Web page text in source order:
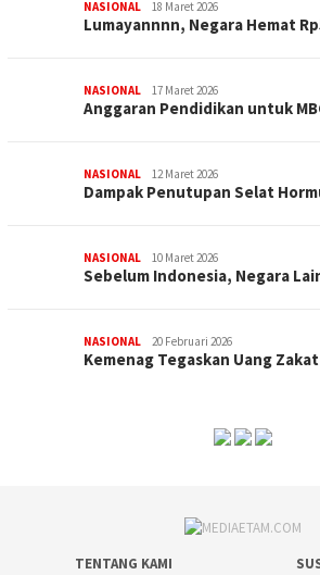
NASIONAL 18 Maret 2026
Lumayannnn, Negara Hemat
NASIONAL 17 Maret 2026
Anggaran Pendidikan untuk
NASIONAL 12 Maret 2026
Dampak Penutupan Selat
NASIONAL 10 Maret 2026
Sebelum Indonesia, Negara
NASIONAL 20 Februari 2026
Kemenag Tegaskan Uang
TENTANG KAMI